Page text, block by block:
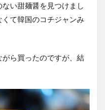
い甜麺醤を見つけまし
て韓国のコチジャンみ
ら買ったのですが、結